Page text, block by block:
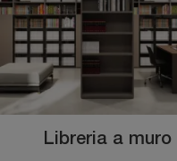
Libreria a muro